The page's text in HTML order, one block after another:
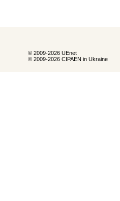
© 2009-2026 UEnet
© 2009-2026 CIPAEN in Ukraine